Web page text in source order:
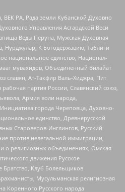
ВЕК РА, Рада земли Кубанской Духовно
Управления Асгардской Веси
Веды Перуна, Мужская Духовная
Нурджулар, К Богодержавию, Таблиги
национальное единство, Национал-
мувахидов, Объединенный Вилайат
славян, Ат-Такфир Валь-Хиджра, Пит
партия России, Славянский союз,
Армия воли народа,
города Череповца, Духовно-
единство, Древнерусской
Староверов-Инглингов, Русский
против нелегальной иммиграции,
о религиозных объединениях, Омская
движения Русское
Братство, Клуб Болельщиков
Мусульманская религиозная
Коренного Русского народа